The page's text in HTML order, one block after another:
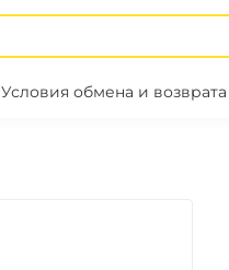
Условия обмена и возврата